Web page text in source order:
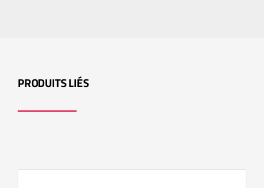
PRODUITS LIÉS